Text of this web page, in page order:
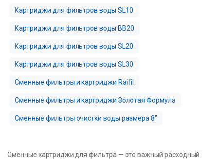
Картриджи для фильтров воды SL10
Картриджи для фильтров воды BB20
Картриджи для фильтров воды SL20
Картриджи для фильтров воды SL30
Сменные фильтры и картриджи Raifil
Сменные фильтры и картриджи Золотая Формула
Сменные фильтры очистки воды размера 8″
Сменные картриджи для фильтра — это важный расходный